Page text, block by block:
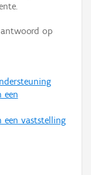
op
een
een vaststelling